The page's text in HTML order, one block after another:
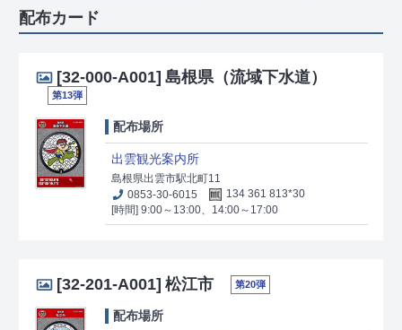
配布カード
[32-000-A001] 島根県（流域下水道）
第13弾
配布場所
出雲観光案内所
島根県出雲市駅北町11
0853-30-6015
134 361 813*30
[時間] 9:00～13:00、14:00～17:00
[32-201-A001] 松江市 第20弾
配布場所